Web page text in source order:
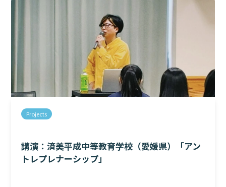
Projects
講演：済美平成中等教育学校（愛媛県）「アン
トレプレナーシップ」